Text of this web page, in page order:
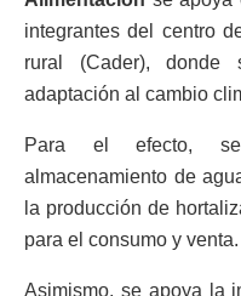
integrantes del centro
rural (Cader), donde
adaptación al cambio
Para el efecto, se
almacenamiento de
la producción de
para el consumo y venta.
Asimismo, se apoya la